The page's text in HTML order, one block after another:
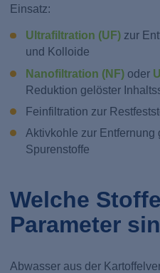
Einsatz:
Ultrafiltration (UF)zur
und Kolloide
Nanofiltration (NF)oder
Reduktion gelöster
Feinfiltration zur
Aktivkohle zur Entfernung
Spurenstoffe
Welche
Parameter
Abwasser aus der